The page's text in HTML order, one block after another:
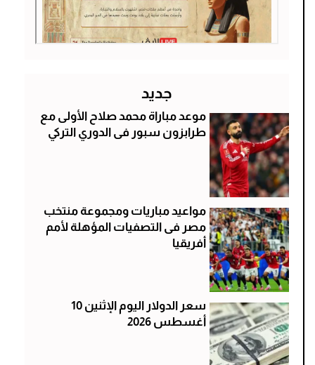
جديد
موعد مباراة محمد صلاح الأولى مع
طرابزون سبور فى الدوري التركي
مواعيد مباريات ومجموعة منتخب
مصر فى التصفيات المؤهلة لأمم
أفريقيا
سعر الدولار اليوم الإثنين 10
أغسطس 2026